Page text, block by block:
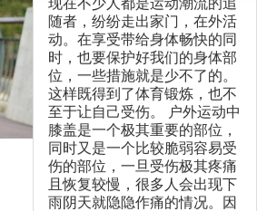
随者，纷纷走出家门，在外活
动。在享受带给身体畅快的同
时，也要保护好我们的身体部
位，一些措施就是少不了的。
这样既得到了体育锻炼，也不
至于让自己受伤。 户外运动中
膝盖是一个极其重要的部位，
同时又是一个比较脆弱容易受
伤的部位，一旦受伤极其疼痛
且恢复较慢，很多人会出现下
雨阴天就隐隐作痛的情况。因